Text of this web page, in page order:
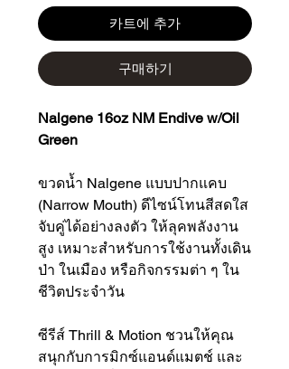
카트에 추가
구매하기
Nalgene 16oz NM Endive w/Oil
Green
ขวดน้ำ Nalgene แบบปากแคบ
(Narrow Mouth) ดีไซน์โทนสีสดใส
จับคู่ได้อย่างลงตัว ให้ลุคพลังงาน
สูง เหมาะสำหรับการใช้งานทั้งเดิน
ป่า ในเมือง หรือกิจกรรมต่า ๆ ใน
ชีวิตประจำวัน
ซีรีส์ Thrill & Motion ชวนให้คุณ
สนุกกับการมิกซ์แอนด์แมตช์ และ